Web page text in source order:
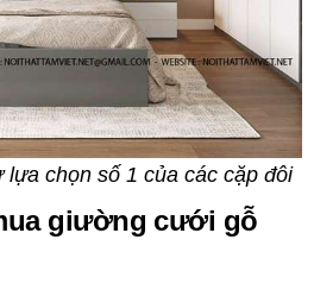
chọn số 1 của các cặp đôi
giường cưới gỗ